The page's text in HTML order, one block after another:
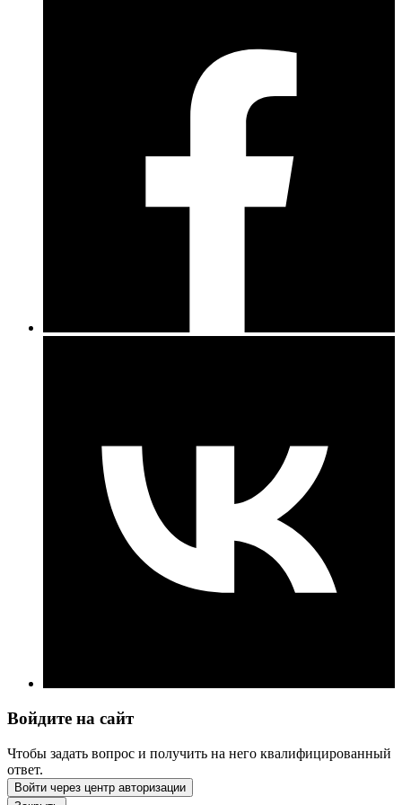
Войдите на сайт
Чтобы задать вопрос и получить на него квалифицированный
ответ.
Войти через центр авторизации